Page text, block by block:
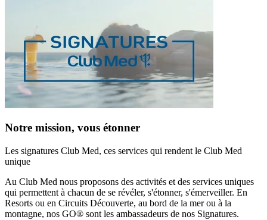
Notre mission, vous étonner
Les signatures Club Med, ces services qui rendent le Club Med
unique
Au Club Med nous proposons des activités et des services uniques
qui permettent à chacun de se révéler, s'étonner, s'émerveiller. En
Resorts ou en Circuits Découverte, au bord de la mer ou à la
montagne, nos GO® sont les ambassadeurs de nos Signatures.